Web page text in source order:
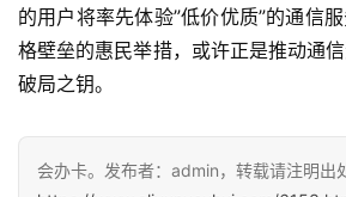
面
的用户将率先体验”低价优质”的通信
格壁垒的惠民举措，或许正是推动通
破局之钥。
会办卡。发布者：admin，转载请注明出